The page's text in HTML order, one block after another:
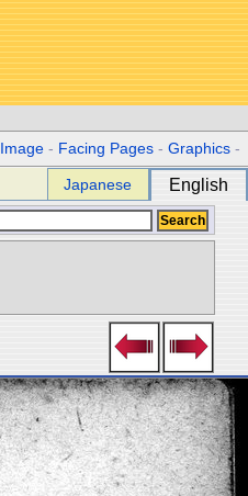
- Facing Pages -Graphics -
Japanese English